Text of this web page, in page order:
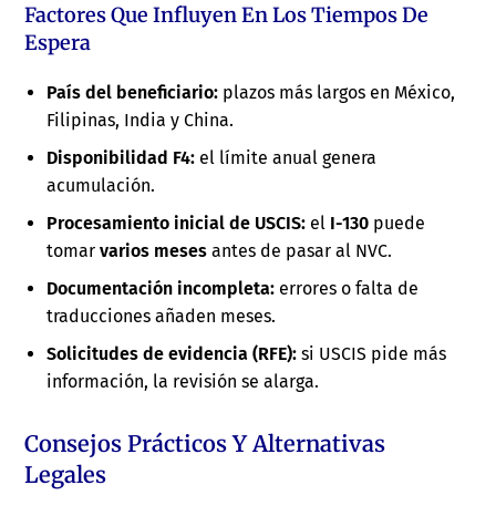
Factores Que Influyen En Los Tiempos De
Espera
País del beneficiario: plazos más largos en México,
Filipinas, India y China.
Disponibilidad F4: el límite anual genera
acumulación.
Procesamiento inicial de USCIS: el I-130 puede
tomarvarios meses antes de pasar al NVC.
Documentación incompleta: errores o falta de
traducciones añaden meses.
Solicitudes de evidencia (RFE): si USCIS pide más
información, la revisión se alarga.
Consejos Prácticos Y Alternativas
Legales